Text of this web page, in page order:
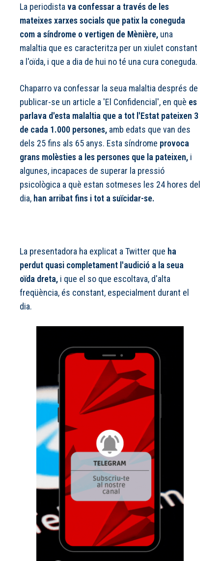
La periodista va confessar a través de les
mateixes xarxes socials que patix la coneguda
com a síndrome o vertigen de Mènière, una
malaltia que es caracteritza per un xiulet constant
a l'oïda, i que a dia de hui no té una cura coneguda.
Chaparro va confessar la seua malaltia després de
publicar-se un article a 'El Confidencial', en què es
parlava d'esta malaltia que a tot l'Estat pateixen 3
de cada 1.000 persones, amb edats que van des
dels 25 fins als 65 anys. Esta síndrome provoca
grans molèsties a les persones que la pateixen, i
algunes, incapaces de superar la pressió
psicològica a què estan sotmeses les 24 hores del
dia, han arribat fins i tot a suïcidar-se.
La presentadora ha explicat a Twitter que ha
perdut quasi completament l'audició a la seua
oïda dreta, i que el so que escoltava, d'alta
freqüència, és constant, especialment durant el
dia.